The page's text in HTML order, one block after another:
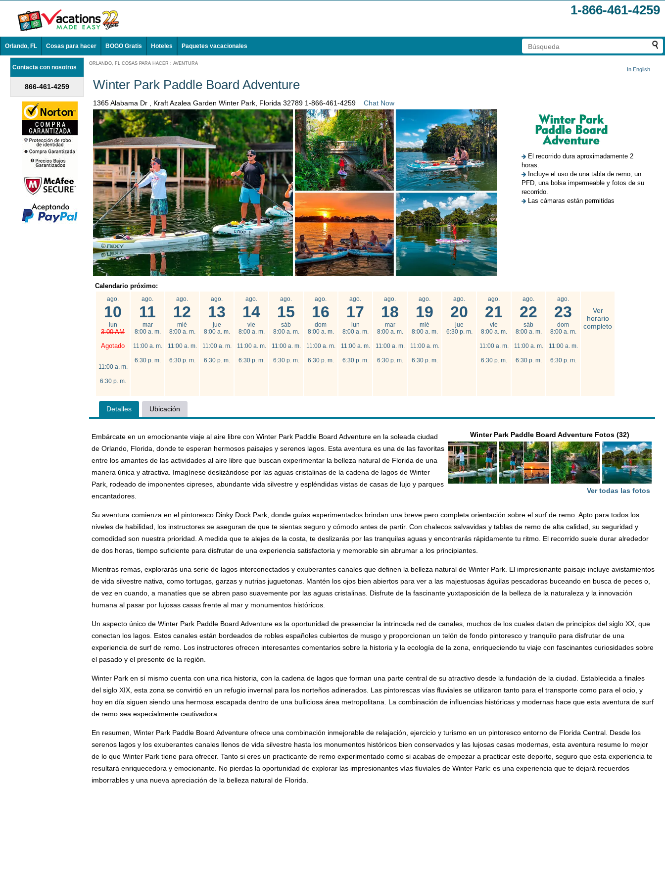
1-866-461-4259
Orlando, FL Cosas para hacer BOGO Gratis Hoteles Paquetes vacacionales
Contacta con nosotros
866-461-4259
ORLANDO, FL COSAS PARA HACER : AVENTURA
In English
Winter Park Paddle Board Adventure
1365 Alabama Dr , Kraft Azalea Garden Winter Park, Florida 32789 1-866-461-4259 Chat Now
El recorrido dura aproximadamente 2
horas.
Incluye el uso de una tabla de remo, un
PFD, una bolsa impermeable y fotos de su
recorrido.
Las cámaras están permitidas
Calendario próximo:
ago.
10
lun
3:00 AM
Agotado
11:00 a. m.
6:30 p. m.
ago.
11
mar
8:00 a. m.
11:00 a. m.
6:30 p. m.
ago.
12
mié
8:00 a. m.
11:00 a. m.
6:30 p. m.
ago.
13
jue
8:00 a. m.
11:00 a. m.
6:30 p. m.
ago.
14
vie
8:00 a. m.
11:00 a. m.
6:30 p. m.
ago.
15
sáb
8:00 a. m.
11:00 a. m.
6:30 p. m.
ago.
16
dom
8:00 a. m.
11:00 a. m.
6:30 p. m.
ago.
17
lun
8:00 a. m.
11:00 a. m.
6:30 p. m.
ago.
18
mar
8:00 a. m.
11:00 a. m.
6:30 p. m.
ago.
19
mié
8:00 a. m.
11:00 a. m.
6:30 p. m.
ago.
20
jue
6:30 p. m.
ago.
21
vie
8:00 a. m.
11:00 a. m.
6:30 p. m.
ago.
22
sáb
8:00 a. m.
11:00 a. m.
6:30 p. m.
ago.
23
dom
8:00 a. m.
11:00 a. m.
6:30 p. m.
Ver
horario
completo
Detalles Ubicación
Winter Park Paddle Board Adventure Fotos (32)
Ver todas las fotos
Embárcate en un emocionante viaje al aire libre con Winter Park Paddle Board Adventure en la soleada ciudad
de Orlando, Florida, donde te esperan hermosos paisajes y serenos lagos. Esta aventura es una de las favoritas
entre los amantes de las actividades al aire libre que buscan experimentar la belleza natural de Florida de una
manera única y atractiva. Imagínese deslizándose por las aguas cristalinas de la cadena de lagos de Winter
Park, rodeado de imponentes cipreses, abundante vida silvestre y espléndidas vistas de casas de lujo y parques
encantadores.
Su aventura comienza en el pintoresco Dinky Dock Park, donde guías experimentados brindan una breve pero completa orientación sobre el surf de remo. Apto para todos los
niveles de habilidad, los instructores se aseguran de que te sientas seguro y cómodo antes de partir. Con chalecos salvavidas y tablas de remo de alta calidad, su seguridad y
comodidad son nuestra prioridad. A medida que te alejes de la costa, te deslizarás por las tranquilas aguas y encontrarás rápidamente tu ritmo. El recorrido suele durar alrededor
de dos horas, tiempo suficiente para disfrutar de una experiencia satisfactoria y memorable sin abrumar a los principiantes.
Mientras remas, explorarás una serie de lagos interconectados y exuberantes canales que definen la belleza natural de Winter Park. El impresionante paisaje incluye avistamientos
de vida silvestre nativa, como tortugas, garzas y nutrias juguetonas. Mantén los ojos bien abiertos para ver a las majestuosas águilas pescadoras buceando en busca de peces o,
de vez en cuando, a manatíes que se abren paso suavemente por las aguas cristalinas. Disfrute de la fascinante yuxtaposición de la belleza de la naturaleza y la innovación
humana al pasar por lujosas casas frente al mar y monumentos históricos.
Un aspecto único de Winter Park Paddle Board Adventure es la oportunidad de presenciar la intrincada red de canales, muchos de los cuales datan de principios del siglo XX, que
conectan los lagos. Estos canales están bordeados de robles españoles cubiertos de musgo y proporcionan un telón de fondo pintoresco y tranquilo para disfrutar de una
experiencia de surf de remo. Los instructores ofrecen interesantes comentarios sobre la historia y la ecología de la zona, enriqueciendo tu viaje con fascinantes curiosidades sobre
el pasado y el presente de la región.
Winter Park en sí mismo cuenta con una rica historia, con la cadena de lagos que forman una parte central de su atractivo desde la fundación de la ciudad. Establecida a finales
del siglo XIX, esta zona se convirtió en un refugio invernal para los norteños adinerados. Las pintorescas vías fluviales se utilizaron tanto para el transporte como para el ocio, y
hoy en día siguen siendo una hermosa escapada dentro de una bulliciosa área metropolitana. La combinación de influencias históricas y modernas hace que esta aventura de surf
de remo sea especialmente cautivadora.
En resumen, Winter Park Paddle Board Adventure ofrece una combinación inmejorable de relajación, ejercicio y turismo en un pintoresco entorno de Florida Central. Desde los
serenos lagos y los exuberantes canales llenos de vida silvestre hasta los monumentos históricos bien conservados y las lujosas casas modernas, esta aventura resume lo mejor
de lo que Winter Park tiene para ofrecer. Tanto si eres un practicante de remo experimentado como si acabas de empezar a practicar este deporte, seguro que esta experiencia te
resultará enriquecedora y emocionante. No pierdas la oportunidad de explorar las impresionantes vías fluviales de Winter Park: es una experiencia que te dejará recuerdos
imborrables y una nueva apreciación de la belleza natural de Florida.